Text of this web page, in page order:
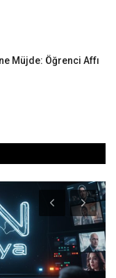
Müjde: Öğrenci Affı